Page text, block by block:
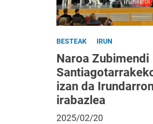
BESTEAK IRUN
Naroa Zubimendi
izan da
irabazlea
2025/02/20